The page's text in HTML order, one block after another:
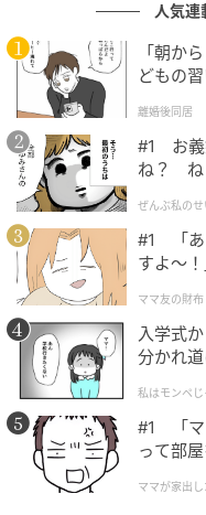
施設長、看護師、ケ
全スタッフで話し合
て「利用者が在室中
決めました。
夜間については睡眠
を最小限にして再生す
その音楽は、誰の
利用者は自ら発言さ
表情や仕草から気持
した。
部屋で流れている音
人気連
「朝か
どもの
離婚後同居
#1 お義
ね？ ね
ぜんぶ私のせ
#1 「あ
すよ〜
ママ友の財布
入学式
分かれ
私はモンペ
#1 「マ
って部
ママが家出し